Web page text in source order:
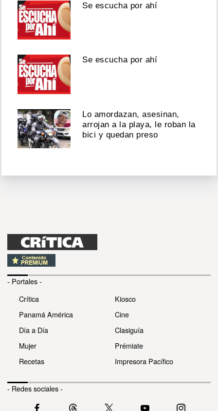
Se escucha por ahí
Se escucha por ahí
Lo amordazan, asesinan,
arrojan a la playa, le roban la
bici y quedan preso
- Portales -
Crítica
Panamá América
Día a Día
Mujer
Recetas
Kiosco
Cine
Clasiguía
Prémiate
Impresora Pacífico
- Redes sociales -